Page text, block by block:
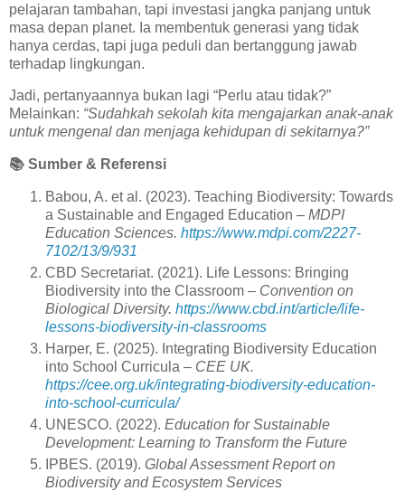
pelajaran tambahan, tapi investasi jangka panjang untuk
masa depan planet. Ia membentuk generasi yang tidak
hanya cerdas, tapi juga peduli dan bertanggung jawab
terhadap lingkungan.
Jadi, pertanyaannya bukan lagi “Perlu atau tidak?”
Melainkan: “Sudahkah sekolah kita mengajarkan anak-anak
untuk mengenal dan menjaga kehidupan di sekitarnya?”
📚 Sumber & Referensi
Babou, A. et al. (2023). Teaching Biodiversity: Towards
a Sustainable and Engaged Education – MDPI
Education Sciences. https://www.mdpi.com/2227-
7102/13/9/931
CBD Secretariat. (2021). Life Lessons: Bringing
Biodiversity into the Classroom – Convention on
Biological Diversity. https://www.cbd.int/article/life-
lessons-biodiversity-in-classrooms
Harper, E. (2025). Integrating Biodiversity Education
into School Curricula – CEE UK.
https://cee.org.uk/integrating-biodiversity-education-
into-school-curricula/
UNESCO. (2022). Education for Sustainable
Development: Learning to Transform the Future
IPBES. (2019). Global Assessment Report on
Biodiversity and Ecosystem Services